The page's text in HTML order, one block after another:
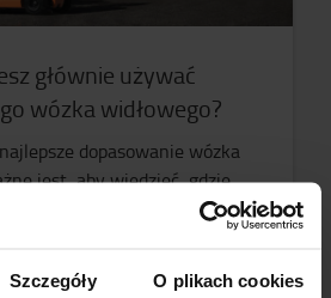
Szczegóły O plikach cookies
głównie używać
wózka widłowego?
dopasowanie wózka
jest, aby wiedzieć, gdzie